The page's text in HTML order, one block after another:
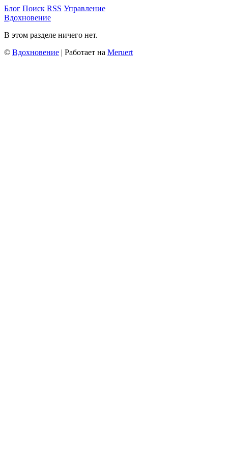
Блог Поиск RSS Управление
Вдохновение
В этом разделе ничего нет.
© Вдохновение | Работает на Meruert